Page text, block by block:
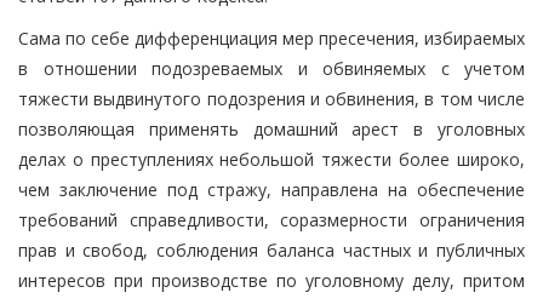
Сама по себе дифференциация мер пресечения, избираемых
в отношении подозреваемых и обвиняемых с учетом
тяжести выдвинутого подозрения и обвинения, в том числе
позволяющая применять домашний арест в уголовных
делах о преступлениях небольшой тяжести более широко,
чем заключение под стражу, направлена на обеспечение
требований справедливости, соразмерности ограничения
прав и свобод, соблюдения баланса частных и публичных
интересов при производстве по уголовному делу, притом